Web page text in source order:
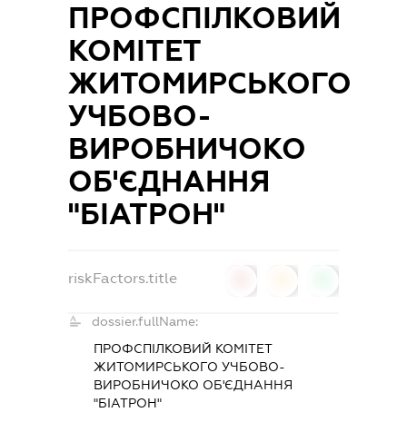
ПРОФСПІЛКОВИЙ
КОМІТЕТ
ЖИТОМИРСЬКОГО
УЧБОВО-
ВИРОБНИЧОКО
ОБ'ЄДНАННЯ
"БІАТРОН"
riskFactors.title
dossier.fullName:
ПРОФСПІЛКОВИЙ КОМІТЕТ
ЖИТОМИРСЬКОГО УЧБОВО-
ВИРОБНИЧОКО ОБ'ЄДНАННЯ
"БІАТРОН"